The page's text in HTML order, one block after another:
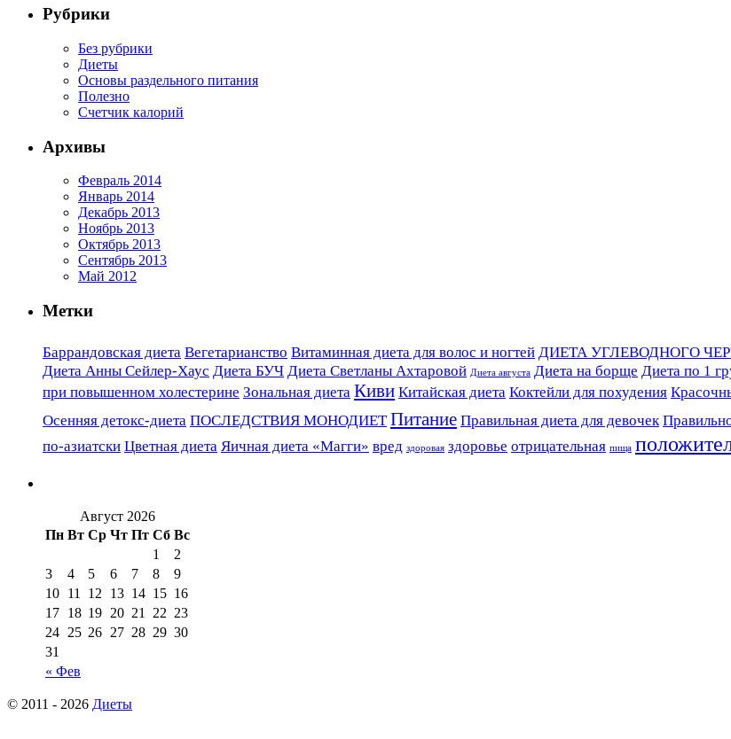
Рубрики
Без рубрики
Диеты
Основы раздельного питания
Полезно
Счетчик калорий
Архивы
Февраль 2014
Январь 2014
Декабрь 2013
Ноябрь 2013
Октябрь 2013
Сентябрь 2013
Май 2012
Метки
Баррандовская диета Вегетарианство Витаминная диета для волос и ногтей ДИЕТА УГЛЕВОДНОГО
Диета Анны Сейлер-Хаус Диета БУЧ Диета Светланы Ахтаровой Диета августа Диета на борще Диета по 1
при повышенном холестерине Зональная диета Киви Китайская диета Коктейли для похудения
Осенняя детокс-диета ПОСЛЕДСТВИЯ МОНОДИЕТ Питание Правильная диета для девочек
по-азиатски Цветная диета Яичная диета «Магги» вред здоровая здоровье отрицательная пища
Август 2026
Пн Вт Ср Чт Пт Сб Вс
« Фев
1
2
3
4 5 6 7 8
9
10 11 12 13 14 15 16
17 18 19 20 21 22 23
24 25 26 27 28 29 30
31
© 2011 - 2026 Диеты